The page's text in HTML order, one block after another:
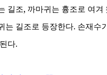
길조, 까마귀는 흉조로 여겨
는 길조로 등장한다. 손재수
다.